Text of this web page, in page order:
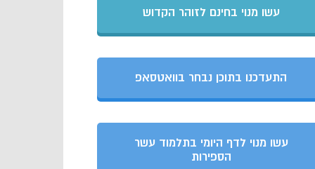
עשו מנוי בחינם לזוהר הקדוש
התעדכנו בתוכן נבחר בוואטסאפ
עשו מנוי לדף היומי בתלמוד עשר
הספירות